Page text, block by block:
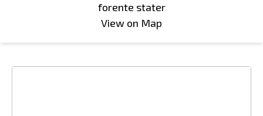
forente stater
View on Map